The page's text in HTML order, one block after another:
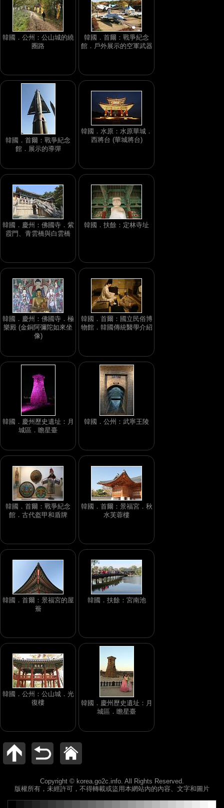
韓國．公州：公山城的繞
圈路
韓國．首爾：戰爭紀念
館．戶外展示的空軍武器
韓國．首爾：戰爭紀念
館．展示的導彈
韓國．水原：水原華城．
西將台 (華城將台)
韓國．慶州：佛國寺．紫
霞門、青雲橋與白雲橋
韓國．扶餘：定林寺址
韓國．慶州：佛國寺．極
樂殿 (金銅阿彌陀如來坐
像)
韓國．首爾：國立民俗博
物館．韓國傳統醫學介紹
韓國．慶州歷史遺址：月
城區．瞻星臺
韓國．公州：武寧王陵
韓國．首爾：戰爭紀念
館．古代盔甲和盾牌
韓國．首爾：景福宮．秋
水芙蓉樓
韓國．首爾：景福宮的屋
簷
韓國．扶餘：宮南池
韓國．公州：公山城．光
復樓
韓國．慶州歷史遺址：月
城區．瞻星臺
Copyright © korea.go2c.info. All Rights Reserved.
版權所有，未經許可，不得轉載或盜用本網站內的內容、文字和圖片